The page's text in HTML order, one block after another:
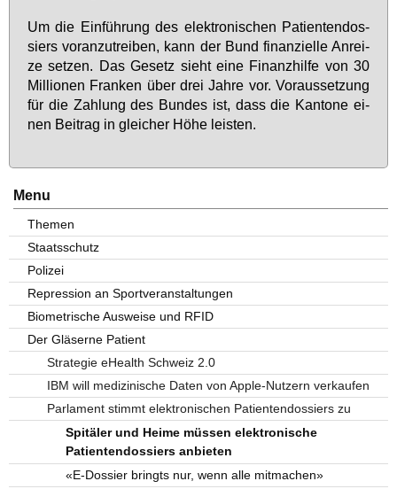
Um die Ein­füh­rung des elek­tro­ni­schen Pa­ti­en­ten­dos­
siers vor­an­zu­trei­ben, kann der Bund fi­nan­zi­el­le An­rei­
ze set­zen. Das Ge­setz sieht ei­ne Fi­nanz­hil­fe von 30
Mil­lio­nen Fran­ken über drei Jah­re vor. Vor­aus­set­zung
für die Zah­lung des Bun­des ist, dass die Kan­to­ne ei­
nen Bei­trag in glei­cher Hö­he leis­ten.
Menu
Themen
Staatsschutz
Polizei
Repression an Sportveranstaltungen
Biometrische Ausweise und RFID
Der Gläserne Patient
Strategie eHealth Schweiz 2.0
IBM will medizinische Daten von Apple-Nutzern verkaufen
Parlament stimmt elektronischen Patientendossiers zu
Spitäler und Heime müssen elektronische
Patientendossiers anbieten
«E-Dossier bringts nur, wenn alle mitmachen»